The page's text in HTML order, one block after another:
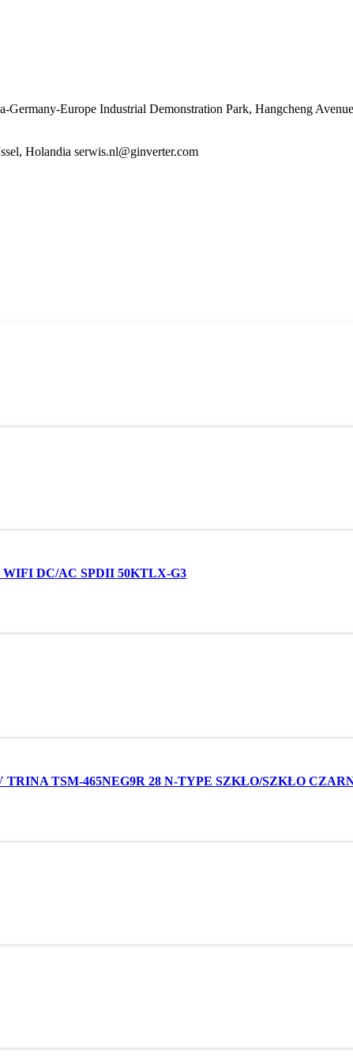
Europe Industrial Demonstration Park, Hangcheng
Holandia serwis.nl@ginverter.com
WIFI DC/AC SPDII 50KTLX-G3
TSM-465NEG9R 28 N-TYPE SZKŁO/SZKŁO